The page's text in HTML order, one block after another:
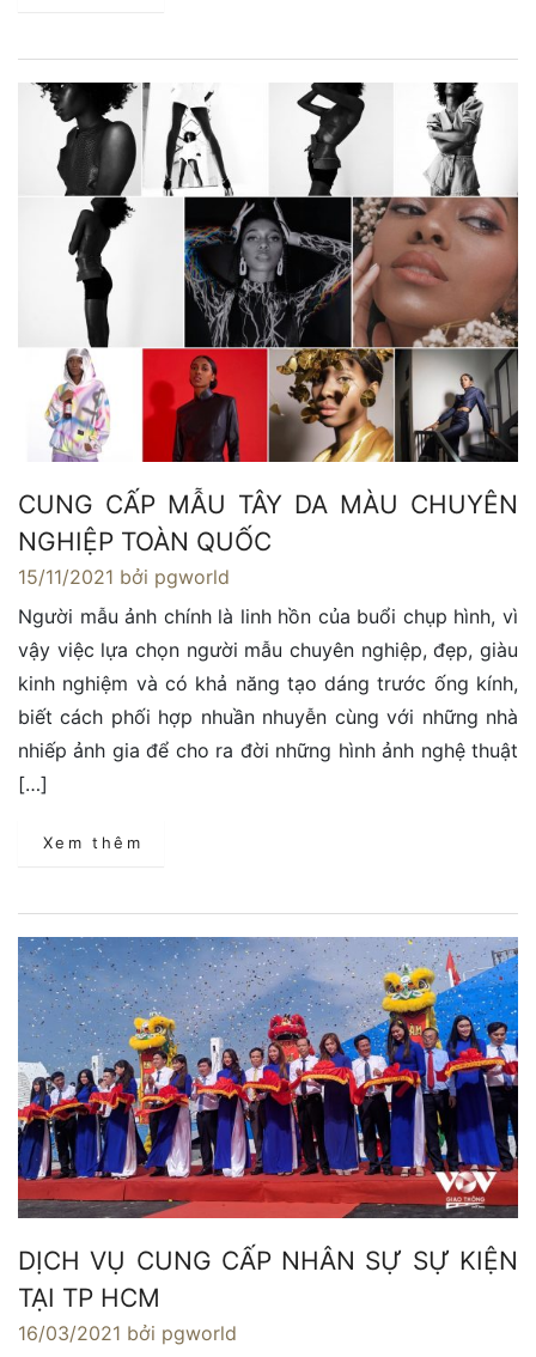
CUNG CẤP MẪU TÂY DA MÀU CHUYÊN
NGHIỆP TOÀN QUỐC
15/11/2021 bởi pgworld
Người mẫu ảnh chính là linh hồn của buổi chụp hình, vì
vậy việc lựa chọn người mẫu chuyên nghiệp, đẹp, giàu
kinh nghiệm và có khả năng tạo dáng trước ống kính,
biết cách phối hợp nhuần nhuyễn cùng với những nhà
nhiếp ảnh gia để cho ra đời những hình ảnh nghệ thuật
[…]
Xem thêm
DỊCH VỤ CUNG CẤP NHÂN SỰ SỰ KIỆN
TẠI TP HCM
16/03/2021 bởi pgworld